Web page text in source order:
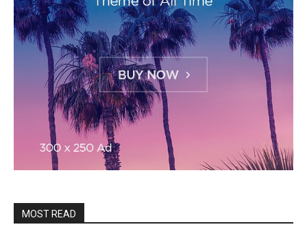
MOST READ